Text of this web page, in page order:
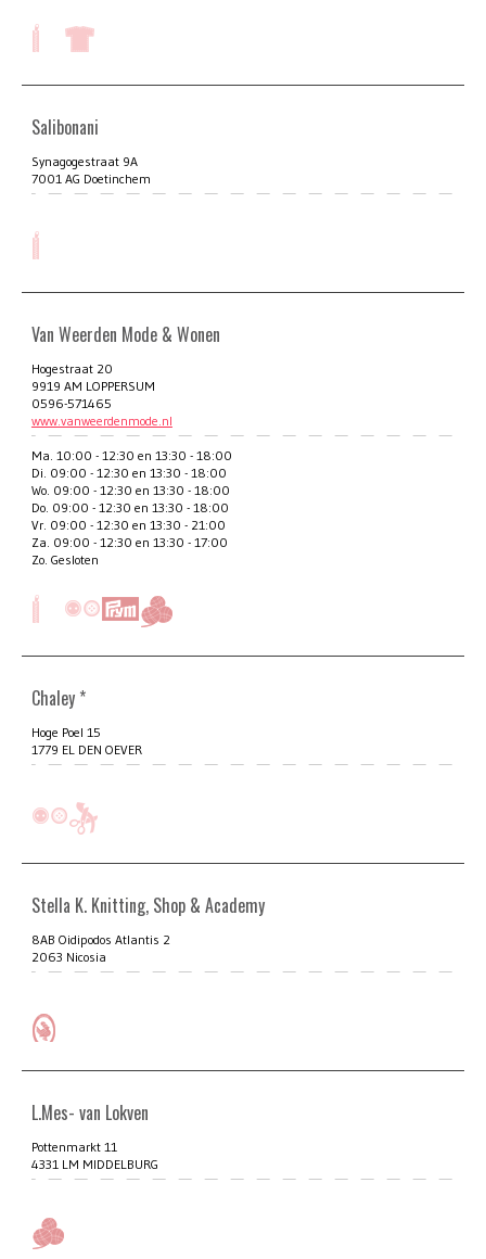
Salibonani
Synagogestraat 9A
7001 AG Doetinchem
Van Weerden Mode & Wonen
Hogestraat 20
9919 AM LOPPERSUM
0596-571465
www.vanweerdenmode.nl
Ma. 10:00 - 12:30 en 13:30 - 18:00
Di. 09:00 - 12:30 en 13:30 - 18:00
Wo. 09:00 - 12:30 en 13:30 - 18:00
Do. 09:00 - 12:30 en 13:30 - 18:00
Vr. 09:00 - 12:30 en 13:30 - 21:00
Za. 09:00 - 12:30 en 13:30 - 17:00
Zo. Gesloten
Chaley *
Hoge Poel 15
1779 EL DEN OEVER
Stella K. Knitting, Shop & Academy
8AB Oidipodos Atlantis 2
2063 Nicosia
L.Mes- van Lokven
Pottenmarkt 11
4331 LM MIDDELBURG